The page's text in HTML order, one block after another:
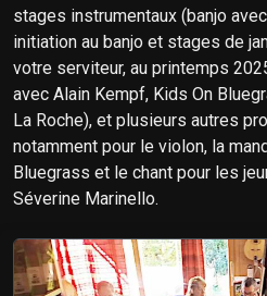
stages instrumentaux (banjo
initiation au banjo et stages de
votre serviteur, au printemps
avec Alain Kempf, Kids On
La Roche), et plusieurs autres
notamment pour le violon, la
Bluegrass et le chant pour les
Séverine Marinello.